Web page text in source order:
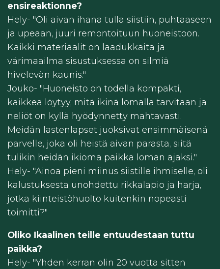
ensireaktionne?
Hely- "Oli aivan ihana tulla siistiin, puhtaaseen
ja upeaan, juuri remontoituun huoneistoon.
Kaikki materiaalit on laadukkaita ja
värimaailma sisustuksessa on silmiä
hivelevän kaunis."
Jouko- "Huoneisto on todella kompakti,
kaikkea löytyy, mitä ikinä lomalla tarvitaan ja
neliöt on kyllä hyödynnetty mahtavasti.
Meidän lastenlapset juoksivat ensimmäisenä
parvelle, joka oli heistä aivan parasta, siitä
tulikin heidän ikioma paikka loman ajaksi."
Hely- "Ainoa pieni miinus siistille ihmiselle, oli
kalustuksesta unohdettu rikkalapio ja harja,
jotka kiinteistöhuolto kuitenkin nopeasti
toimitti?"
Oliko Ikaalinen teille entuudestaan tuttu
paikka?
Hely- "Yhden kerran olin 20 vuotta sitten